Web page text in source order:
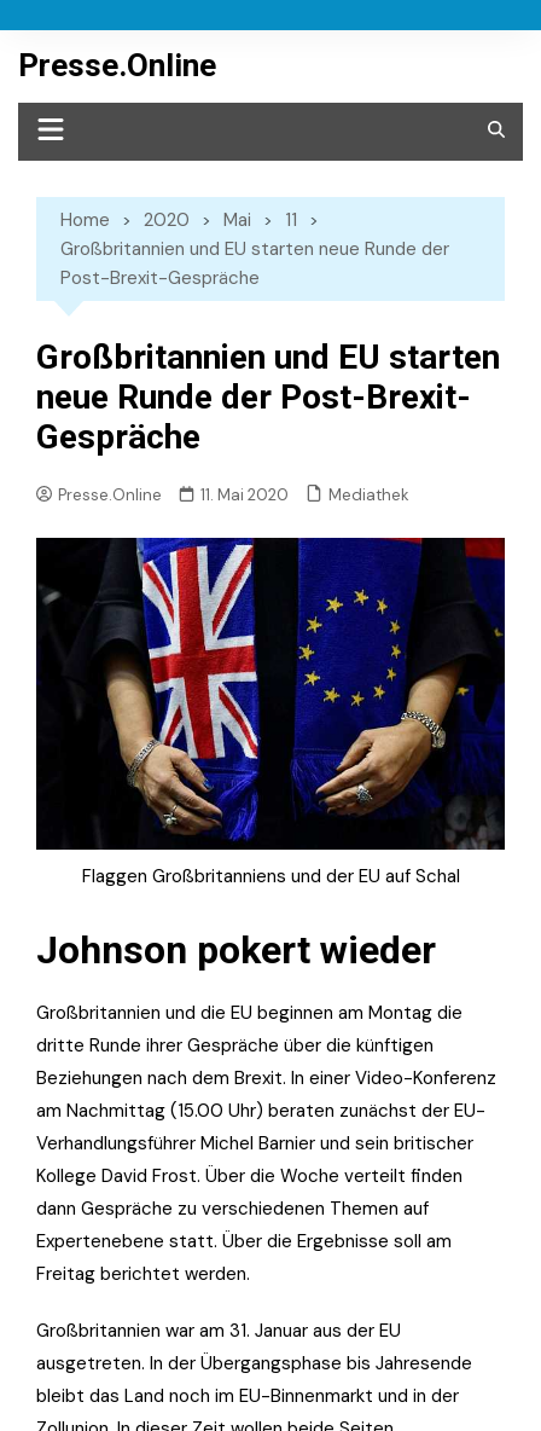
content
Presse.Online
Home 2020 Mai
11
Großbritannien und EU starten neue Runde der
Post-Brexit-Gespräche
Großbritannien und EU starten
neue Runde der Post-Brexit-
Gespräche
Presse.Online 11. Mai 2020 Mediathek
Flaggen Großbritanniens und der EU auf Schal
Johnson pokert wieder
Großbritannien und die EU beginnen am Montag die
dritte Runde ihrer Gespräche über die künftigen
Beziehungen nach dem Brexit. In einer Video-Konferenz
am Nachmittag (15.00 Uhr) beraten zunächst der EU-
Verhandlungsführer Michel Barnier und sein britischer
Kollege David Frost. Über die Woche verteilt finden
dann Gespräche zu verschiedenen Themen auf
Expertenebene statt. Über die Ergebnisse soll am
Freitag berichtet werden.
Großbritannien war am 31. Januar aus der EU
ausgetreten. In der Übergangsphase bis Jahresende
bleibt das Land noch im EU-Binnenmarkt und in der